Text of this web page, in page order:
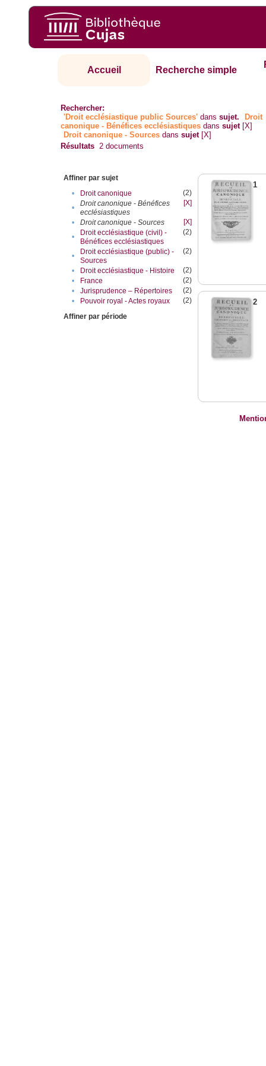
Accueil Recherche simple
Rechercher:
'Droit ecclésiastique public Sources' danssujet.
Droit
canonique - Bénéfices ecclésiastiques danssujet [X]
Droit canonique - Sources danssujet [X]
Résultats 2 documents
Affiner par sujet
•
Droit canonique
(2)
•
Droit canonique - Bénéfices
ecclésiastiques
[X]
• Droit canonique - Sources
[X]
•
Droit ecclésiastique (civil) -
Bénéfices ecclésiastiques
(2)
•
Droit ecclésiastique (public) -
Sources
(2)
• Droit ecclésiastique - Histoire
(2)
•
France
(2)
•
Jurisprudence – Répertoires
(2)
•
Pouvoir royal - Actes royaux
(2)
Affiner par période
1
2